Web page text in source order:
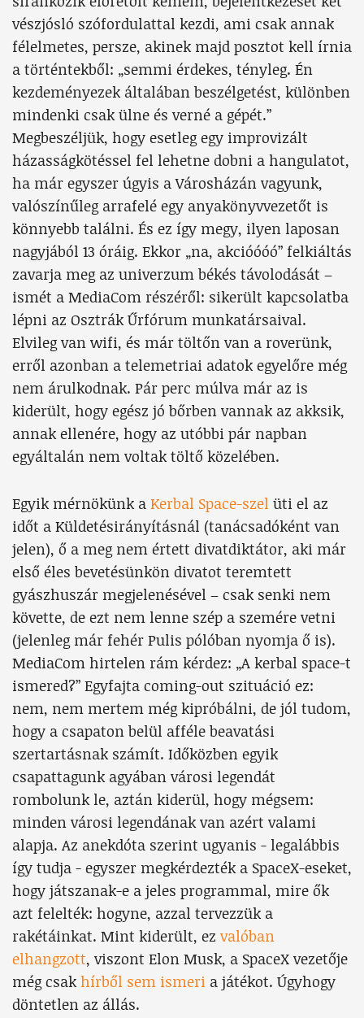
vészjósló szófordulattal kezdi, ami csak annak
félelmetes, persze, akinek majd posztot kell írnia
a történtekből: „semmi érdekes, tényleg. Én
kezdeményezek általában beszélgetést, különben
mindenki csak ülne és verné a gépét.”
Megbeszéljük, hogy esetleg egy improvizált
házasságkötéssel fel lehetne dobni a hangulatot,
ha már egyszer úgyis a Városházán vagyunk,
valószínűleg arrafelé egy anyakönyvvezetőt is
könnyebb találni. És ez így megy, ilyen laposan
nagyjából 13 óráig. Ekkor „na, akcióóóó” felkiáltás
zavarja meg az univerzum békés távolodását –
ismét a MediaCom részéről: sikerült kapcsolatba
lépni az Osztrák Űrfórum munkatársaival.
Elvileg van wifi, és már töltőn van a roverünk,
erről azonban a telemetriai adatok egyelőre még
nem árulkodnak. Pár perc múlva már az is
kiderült, hogy egész jó bőrben vannak az akksik,
annak ellenére, hogy az utóbbi pár napban
egyáltalán nem voltak töltő közelében.
Egyik mérnökünk a Kerbal Space-szel üti el az
időt a Küldetésirányításnál (tanácsadóként van
jelen), ő a meg nem értett divatdiktátor, aki már
első éles bevetésünkön divatot teremtett
gyászhuszár megjelenésével – csak senki nem
követte, de ezt nem lenne szép a szemére vetni
(jelenleg már fehér Pulis pólóban nyomja ő is).
MediaCom hirtelen rám kérdez: „A kerbal space-t
ismered?” Egyfajta coming-out szituáció ez:
nem, nem mertem még kipróbálni, de jól tudom,
hogy a csapaton belül afféle beavatási
szertartásnak számít. Időközben egyik
csapattagunk agyában városi legendát
rombolunk le, aztán kiderül, hogy mégsem:
minden városi legendának van azért valami
alapja. Az anekdóta szerint ugyanis - legalábbis
így tudja - egyszer megkérdezték a SpaceX-eseket,
hogy játszanak-e a jeles programmal, mire ők
azt felelték: hogyne, azzal tervezzük a
rakétáinkat. Mint kiderült, ez valóban
elhangzott, viszont Elon Musk, a SpaceX vezetője
még csakhírből sem ismeri a játékot. Úgyhogy
döntetlen az állás.